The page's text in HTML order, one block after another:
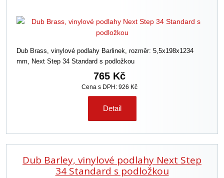
Dub Brass, vinylové podlahy Barlinek, rozměr: 5,5x198x1234
mm, Next Step 34 Standard s podložkou
765 Kč
Cena s DPH: 926 Kč
Detail
Dub Barley, vinylové podlahy Next Step
34 Standard s podložkou